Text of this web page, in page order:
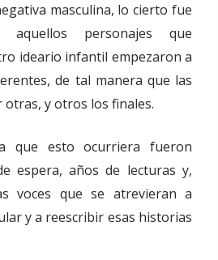
masculina, lo cierto fue
personajes que
ideario infantil empezaron a
de tal manera que las
y otros los finales.
que esto ocurriera fueron
espera, años de lecturas y,
voces que se atrevieran a
y a reescribir esas historias